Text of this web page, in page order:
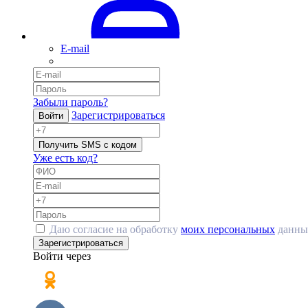
E-mail
Забыли пароль?
Войти Зарегистрироваться
Получить SMS с кодом
Уже есть код?
Даю согласие на обработку моих персональных
Зарегистрироваться
Войти через